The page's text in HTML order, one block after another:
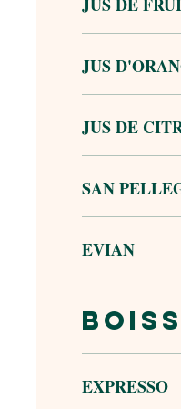
JUS
JUS DE
SAN
EVIAN
EXPRESSO